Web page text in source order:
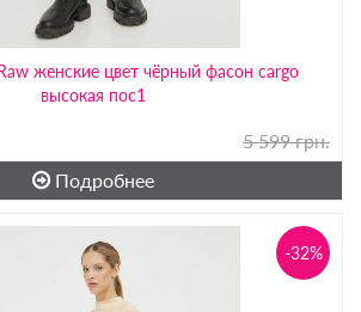
женские цвет чёрный фасон cargo
высокая пос1
5 599 грн.
Подробнее
-32%